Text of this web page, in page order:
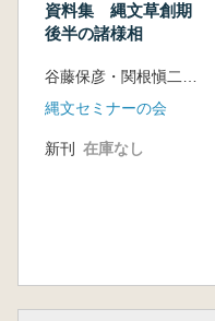
資料集 縄文草創期
後半の諸様相
谷藤保彦・関根愼二 編
縄文セミナーの会
新刊 在庫なし